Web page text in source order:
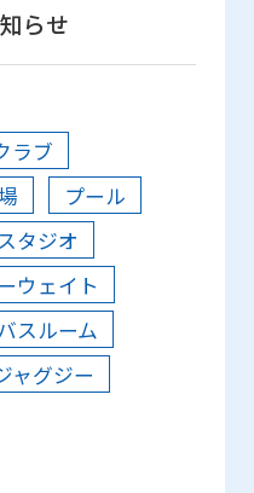
らせ
ラブ
プール
タジオ
ウェイト
スルーム
ャグジー